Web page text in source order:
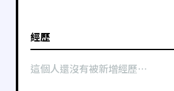
經歷
這個人還沒有被新增經歷⋯